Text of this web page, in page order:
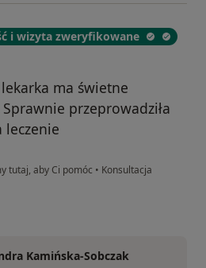
i wizyta zweryfikowane
ma świetne
przeprowadziła
leczenie
tutaj, aby Ci pomóc • Konsultacja
Kamińska-Sobczak